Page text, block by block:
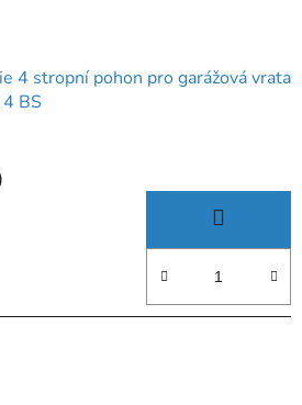
4 stropní pohon pro garážová vrata
BS